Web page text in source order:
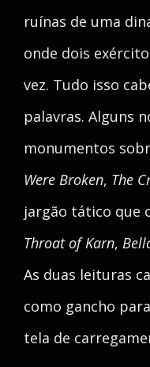
ruínas de uma
onde dois
vez. Tudo isso
palavras. Alguns
monumentos
Were Broken, The
jargão tático que
Throat of Karn,
As duas leituras
como gancho
tela de